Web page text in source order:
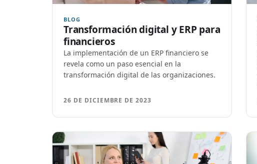
BLOG
Transformación digital y ERP para
financieros
La implementación de un ERP financiero se
revela como un paso esencial en la
transformación digital de las organizaciones.
26 DE DICIEMBRE DE 2023